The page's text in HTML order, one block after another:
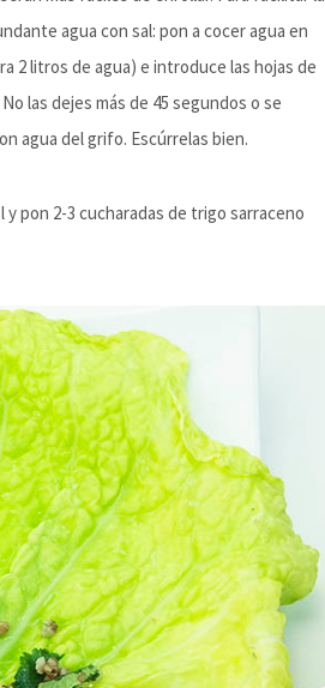
agua con sal: pon a cocer agua en
2 litros de agua) e introduce las hojas de
las dejes más de 45 segundos o se
agua del grifo. Escúrrelas bien.
pon 2-3 cucharadas de trigo sarraceno